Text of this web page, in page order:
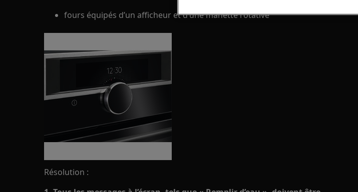
fours équipés d’un afficheur et d’une manette rotative
Résolution :